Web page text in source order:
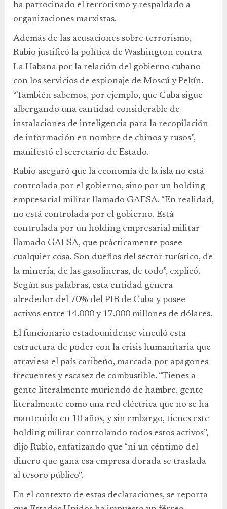
ha patrocinado el terrorismo y respaldado a
organizaciones marxistas.
Además de las acusaciones sobre terrorismo,
Rubio justificó la política de Washington contra
La Habana por la relación del gobierno cubano
con los servicios de espionaje de Moscú y Pekín.
“También sabemos, por ejemplo, que Cuba sigue
albergando una cantidad considerable de
instalaciones de inteligencia para la recopilación
de información en nombre de chinos y rusos”,
manifestó el secretario de Estado.
Rubio aseguró que la economía de la isla no está
controlada por el gobierno, sino por un holding
empresarial militar llamado GAESA. “En realidad,
no está controlada por el gobierno. Está
controlada por un holding empresarial militar
llamado GAESA, que prácticamente posee
cualquier cosa. Son dueños del sector turístico, de
la minería, de las gasolineras, de todo”, explicó.
Según sus palabras, esta entidad genera
alrededor del 70% del PIB de Cuba y posee
activos entre 14.000 y 17.000 millones de dólares.
El funcionario estadounidense vinculó esta
estructura de poder con la crisis humanitaria que
atraviesa el país caribeño, marcada por apagones
frecuentes y escasez de combustible. “Tienes a
gente literalmente muriendo de hambre, gente
literalmente como una red eléctrica que no se ha
mantenido en 10 años, y sin embargo, tienes este
holding militar controlando todos estos activos”,
dijo Rubio, enfatizando que “ni un céntimo del
dinero que gana esa empresa dorada se traslada
al tesoro público”.
En el contexto de estas declaraciones, se reporta